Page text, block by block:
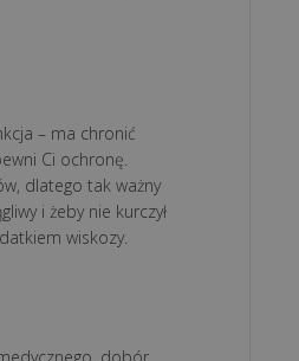
– ma chronić
Ci ochronę.
dlatego tak ważny
i żeby nie kurczył
wiskozy.